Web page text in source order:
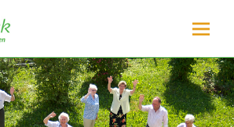
Zum
Inhalt